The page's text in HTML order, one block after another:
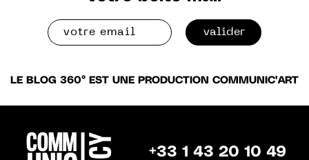
valider
LE BLOG 360° EST UNE PRODUCTION COMMUNIC'ART
+33 1 43 20 10 49